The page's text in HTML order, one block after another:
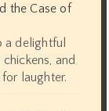
the Case of
a delightful
and
laughter.